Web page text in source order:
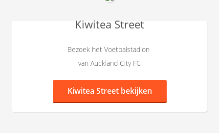
Kiwitea Street
Bezoek het Voetbalstadion
van Auckland City FC
Kiwitea Street bekijken